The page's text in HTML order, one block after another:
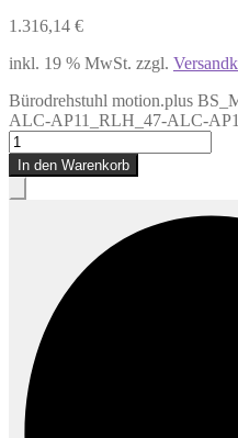
1.316,14 €
inkl. 19 % MwSt. zzgl.
Bürodrehstuhl motion.plus
ALC-AP11_RLH_47-ALC-
In den Warenkorb